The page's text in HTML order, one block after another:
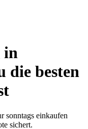
in
die besten
sonntags einkaufen
sichert.